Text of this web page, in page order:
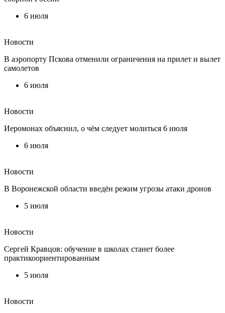
6 июля
Новости
В аэропорту Пскова отменили ограничения на прилет и вылет
самолетов
6 июля
Новости
Иеромонах объяснил, о чём следует молиться 6 июля
6 июля
Новости
В Воронежской области введён режим угрозы атаки дронов
5 июля
Новости
Сергей Кравцов: обучение в школах станет более
практикоориентированным
5 июля
Новости